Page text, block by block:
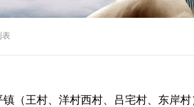
表
（王村、洋村西村、吕宅村、东岸